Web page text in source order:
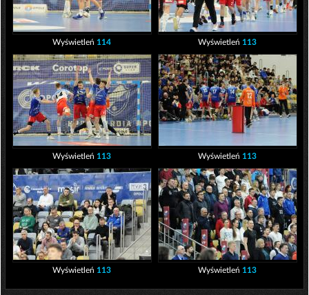
Wyświetleń 114 Wyświetleń 113
Wyświetleń 113 Wyświetleń 113
Wyświetleń 113 Wyświetleń 113